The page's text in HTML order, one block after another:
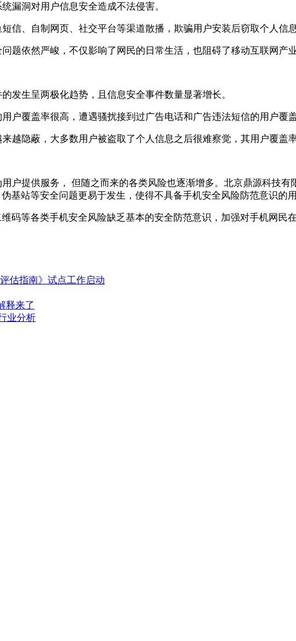
漏洞对用户信息安全造成不法侵害。
信、自制网页、社交平台等渠道散播，欺骗用户安装后窃取个人信
题依然严峻，不仅影响了网民的日常生活，也阻碍了移动互联网产
发生呈两极化趋势，且信息安全事件数量显著增长。
户覆盖率很高，遭遇骚扰接到过广告电话和广告违法短信的用户覆盖
越隐蔽，大多数用户被盗取了个人信息之后很难察觉，其用户覆盖率
户提供服务， 但随之而来的各类风险也逐渐增多。北京鼎源科技
基站等安全问题更易于发生，使得不具备手机安全风险防范意识的
码等各类手机安全风险缺乏基本的安全防范意识，加强对手机网民
估指南》试点工作启动
释来了
业分析